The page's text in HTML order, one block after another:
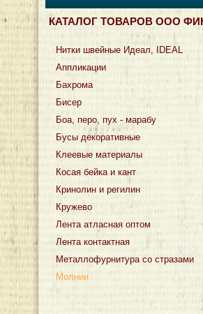
КАТАЛОГ ТОВАРОВ ООО
Нитки швейные Идеал, IDEAL
Аппликации
Бахрома
Бисер
Боа, перо, пух - марабу
Бусы декоративные
Клеевые материалы
Косая бейка и кант
Кринолин и регилин
Кружево
Лента атласная оптом
Лента контактная
Металлофурнитура со стразами
Молнии